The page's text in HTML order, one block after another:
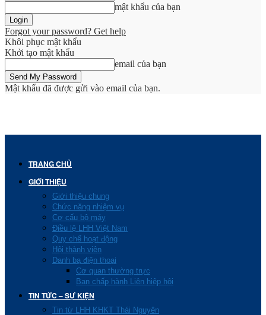
mật khẩu của bạn
Forgot your password? Get help
Khôi phục mật khẩu
Khởi tạo mật khẩu
email của bạn
Mật khẩu đã được gửi vào email của bạn.
TRANG CHỦ
GIỚI THIỆU
Giới thiệu chung
Chức năng nhiệm vụ
Cơ cấu bộ máy
Điều lệ LHH Việt Nam
Quy chế hoạt động
Hội thành viên
Danh bạ điện thoại
Cơ quan thường trực
Ban chấp hành Liên hiệp hội
TIN TỨC – SỰ KIỆN
Tin từ LHH KHKT Thái Nguyên